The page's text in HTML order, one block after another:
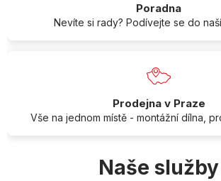
Poradna
Nevíte si rady? Podívejte se do
Prodejna v Praze
Vše na jednom místě - montážní dílna,
Naše služby